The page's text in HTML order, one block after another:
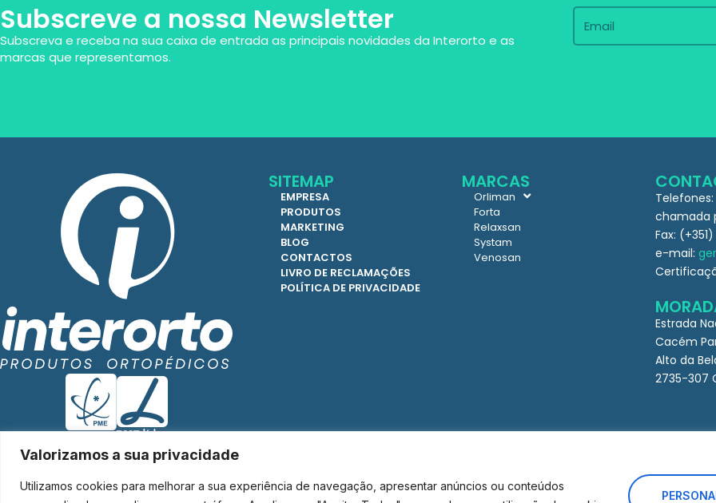
Valorizamos a sua privacidade
Utilizamos cookies para melhorar a sua experiência de navegação, apresentar anúncios ou conteúdos
Subscreve a nossa Newsletter
Subscreva e receba na sua caixa de entrada as principais novidades da Interorto e as
marcas que representamos.
SITEMAP
EMPRESA
PRODUTOS
MARKETING
BLOG
CONTACTOS
LIVRO DE RECLAMAÇÕES
POLÍTICA DE PRIVACIDADE
MARCAS
Orliman
Forta
Relaxsan
Systam
Venosan
Telefones:
chamada
Fax:
e-mail:
Estrada
Cacém
Alto da
2735-307